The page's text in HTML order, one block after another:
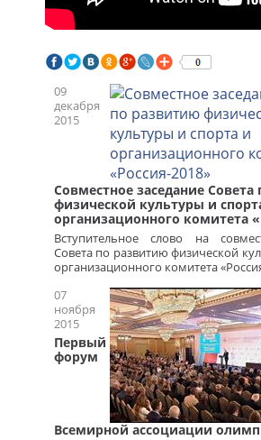
09
декабря
2015
Совместное заседание
физической культуры и
организационного комитета
Вступительное слово на
Совета по развитию физической
организационного комитета
07
ноября
2015
Первый
форум
Всемирной ассоциации